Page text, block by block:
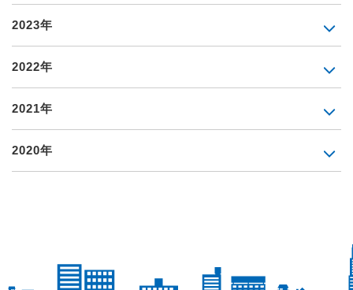
2023年
2022年
2021年
2020年